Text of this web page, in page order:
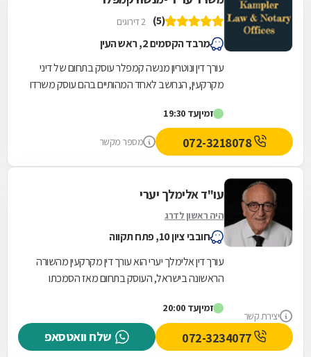
(5) 2 דירוגים
מרבד הקסמים 2, ראש העין
עורך דין ונוטריון מנשה קמפלר עוסק בתחום של דיני
מקרקעין, הנחשב לאחד המהותיים בהם עוסק משרדו
1992,...
זמיןעד 19:30
072-3218078 מספר מקשר
יצירת קשר
עו"ד אלימלך יערי
היה ראשון לדרג
חובבי ציון 10, פתח תקווה
עורך דין אלימלך יערי הוא עורך דין מקרקעין מהשורה
הראשונה בישראל, העוסק בתחום מאז הסמכתו
עצמאי...
זמיןעד 20:00
שלח וואטסאפ